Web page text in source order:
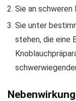
Sie an schweren
Sie unter
stehen, die eine